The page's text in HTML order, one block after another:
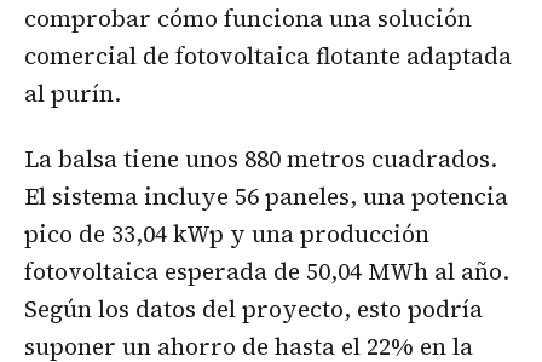
comprobar cómo funciona una solución
comercial de fotovoltaica flotante adaptada
al purín.
La balsa tiene unos 880 metros cuadrados.
El sistema incluye 56 paneles, una potencia
pico de 33,04 kWp y una producción
fotovoltaica esperada de 50,04 MWh al año.
Según los datos del proyecto, esto podría
suponer un ahorro de hasta el 22% en la